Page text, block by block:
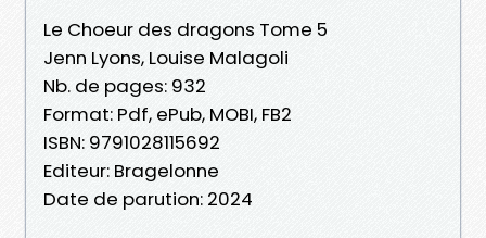
Le Choeur des dragons Tome 5
Jenn Lyons, Louise Malagoli
Nb. de pages: 932
Format: Pdf, ePub, MOBI, FB2
ISBN: 9791028115692
Editeur: Bragelonne
Date de parution: 2024